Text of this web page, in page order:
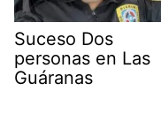
Suceso Dos
personas en Las
Guáranas